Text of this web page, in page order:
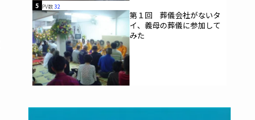
5 PV数32
第１回 葬儀会社がないタ
イ、義母の葬儀に参加して
みた